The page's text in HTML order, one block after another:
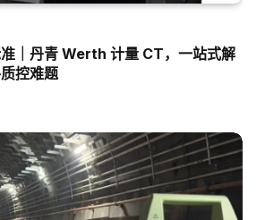
｜丹青 Werth 计量 CT，一站式解
控难题